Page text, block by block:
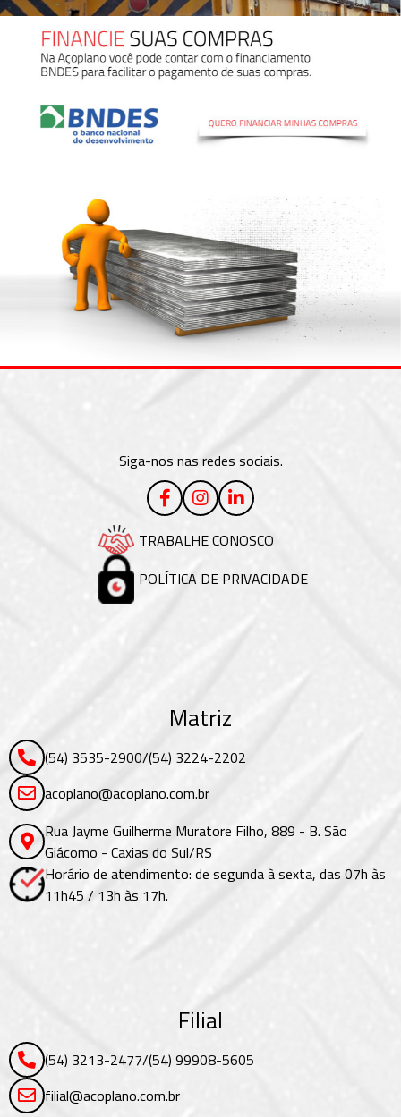
Siga-nos nas redes sociais.
TRABALHE CONOSCO
POLÍTICA DE PRIVACIDADE
Matriz
(54) 3535-2900/(54) 3224-2202
acoplano@acoplano.com.br
Rua Jayme Guilherme Muratore Filho, 889 - B. São
Giácomo - Caxias do Sul/RS
Horário de atendimento: de segunda à sexta, das 07h às
11h45 / 13h às 17h.
Filial
(54) 3213-2477/(54) 99908-5605
filial@acoplano.com.br